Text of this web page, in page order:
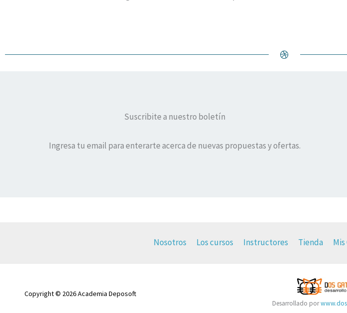
Suscribite a nuestro boletín
Ingresa tu email para enterarte acerca de nuevas propuestas y ofertas.
Nosotros Los cursos Instructores Tienda Mis
Copyright © 2026 Academia Deposoft
Desarrollado por